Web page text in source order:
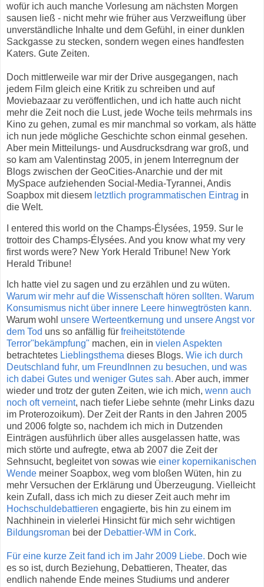
wofür ich auch manche Vorlesung am nächsten Morgen
sausen ließ - nicht mehr wie früher aus Verzweiflung über
unverständliche Inhalte und dem Gefühl, in einer dunklen
Sackgasse zu stecken, sondern wegen eines handfesten
Katers. Gute Zeiten.
Doch mittlerweile war mir der Drive ausgegangen, nach
jedem Film gleich eine Kritik zu schreiben und auf
Moviebazaar zu veröffentlichen, und ich hatte auch nicht
mehr die Zeit noch die Lust, jede Woche teils mehrmals ins
Kino zu gehen, zumal es mir manchmal so vorkam, als hätte
ich nun jede mögliche Geschichte schon einmal gesehen.
Aber mein Mitteilungs- und Ausdrucksdrang war groß, und
so kam am Valentinstag 2005, in jenem Interregnum der
Blogs zwischen der GeoCities-Anarchie und der mit
MySpace aufziehenden Social-Media-Tyrannei, Andis
Soapbox mit diesem letztlich programmatischen Eintrag in
die Welt.
I entered this world on the Champs-Élysées, 1959. Sur le
trottoir des Champs-Élysées. And you know what my very
first words were? New York Herald Tribune! New York
Herald Tribune!
Ich hatte viel zu sagen und zu erzählen und zu wüten.
Warum wir mehr auf die Wissenschaft hören sollten. Warum
Konsumismus nicht über innere Leere hinwegtrösten kann.
Warum wohl unsere Werteentkernung und unsere Angst vor
dem Tod uns so anfällig für freiheitstötende
Terror"bekämpfung" machen, ein in vielen Aspekten
betrachtetes Lieblingsthema dieses Blogs. Wie ich durch
Deutschland fuhr, um FreundInnen zu besuchen, und was
ich dabei Gutes und weniger Gutes sah. Aber auch, immer
wieder und trotz der guten Zeiten, wie ich mich, wenn auch
noch oft verneint, nach tiefer Liebe sehnte (mehr Links dazu
im Proterozoikum). Der Zeit der Rants in den Jahren 2005
und 2006 folgte so, nachdem ich mich in Dutzenden
Einträgen ausführlich über alles ausgelassen hatte, was
mich störte und aufregte, etwa ab 2007 die Zeit der
Sehnsucht, begleitet von sowas wie einer kopernikanischen
Wende meiner Soapbox, weg vom bloßen Wüten, hin zu
mehr Versuchen der Erklärung und Überzeugung. Vielleicht
kein Zufall, dass ich mich zu dieser Zeit auch mehr im
Hochschuldebattieren engagierte, bis hin zu einem im
Nachhinein in vielerlei Hinsicht für mich sehr wichtigen
Bildungsroman bei der Debattier-WM in Cork.
Für eine kurze Zeit fand ich im Jahr 2009 Liebe. Doch wie
es so ist, durch Beziehung, Debattieren, Theater, das
endlich nahende Ende meines Studiums und anderer